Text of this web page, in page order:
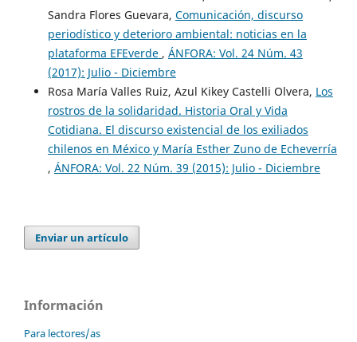
Sandra Flores Guevara, Comunicación, discurso
periodístico y deterioro ambiental: noticias en la
plataforma EFEverde , ÁNFORA: Vol. 24 Núm. 43
(2017): Julio - Diciembre
Rosa María Valles Ruiz, Azul Kikey Castelli Olvera, Los
rostros de la solidaridad. Historia Oral y Vida
Cotidiana. El discurso existencial de los exiliados
chilenos en México y María Esther Zuno de Echeverría
, ÁNFORA: Vol. 22 Núm. 39 (2015): Julio - Diciembre
Enviar un artículo
Información
Para lectores/as